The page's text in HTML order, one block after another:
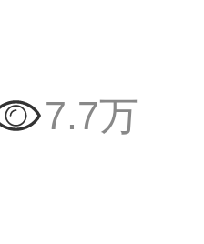
7.7万